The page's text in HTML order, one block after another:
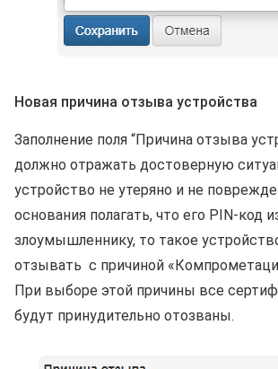
Новая причина отзыва устройства
Заполнение поля “Причина отзыва
должно отражать достоверную
устройство не утеряно и не
основания полагать, что его PIN-код
злоумышленнику, то такое
отзывать с причиной
При выборе этой причины все
будут принудительно отозваны.